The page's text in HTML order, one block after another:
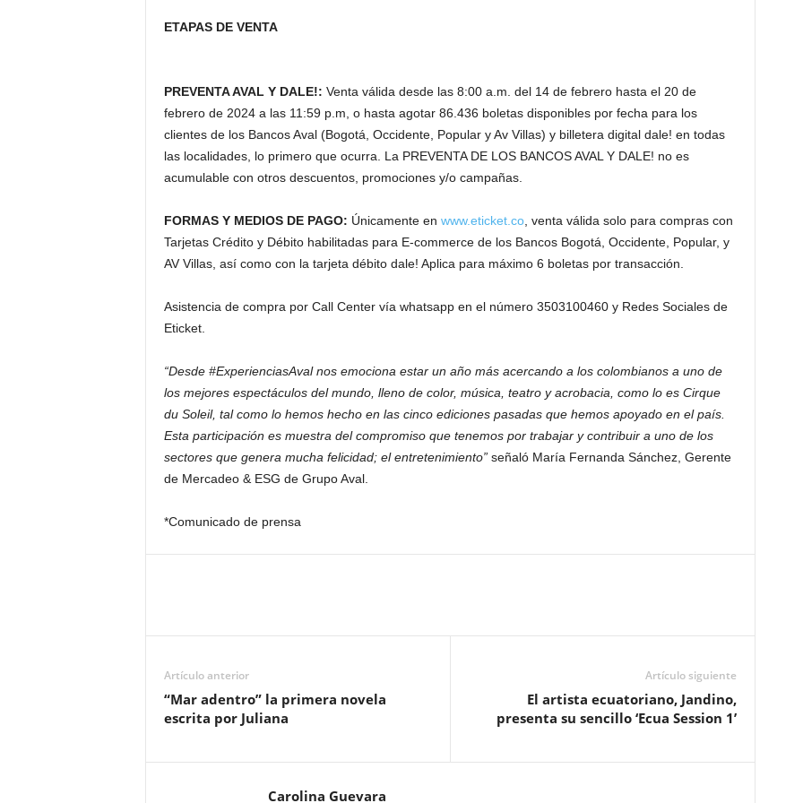
ETAPAS DE VENTA
PREVENTA AVAL Y DALE!: Venta válida desde las 8:00 a.m. del 14 de febrero hasta el 20 de
febrero de 2024 a las 11:59 p.m, o hasta agotar 86.436 boletas disponibles por fecha para los
clientes de los Bancos Aval (Bogotá, Occidente, Popular y Av Villas) y billetera digital dale! en todas
las localidades, lo primero que ocurra. La PREVENTA DE LOS BANCOS AVAL Y DALE! no es
acumulable con otros descuentos, promociones y/o campañas.
FORMAS Y MEDIOS DE PAGO: Únicamente en www.eticket.co, venta válida solo para compras con
Tarjetas Crédito y Débito habilitadas para E-commerce de los Bancos Bogotá, Occidente, Popular, y
AV Villas, así como con la tarjeta débito dale! Aplica para máximo 6 boletas por transacción.
Asistencia de compra por Call Center vía whatsapp en el número 3503100460 y Redes Sociales de
Eticket.
“Desde #ExperienciasAval nos emociona estar un año más acercando a los colombianos a uno de
los mejores espectáculos del mundo, lleno de color, música, teatro y acrobacia, como lo es Cirque
du Soleil, tal como lo hemos hecho en las cinco ediciones pasadas que hemos apoyado en el país.
Esta participación es muestra del compromiso que tenemos por trabajar y contribuir a uno de los
sectores que genera mucha felicidad; el entretenimiento” señaló María Fernanda Sánchez, Gerente
de Mercadeo & ESG de Grupo Aval.
*Comunicado de prensa
Artículo anterior
“Mar adentro” la primera novela
escrita por Juliana
Artículo siguiente
El artista ecuatoriano, Jandino,
presenta su sencillo ‘Ecua Session 1’
Carolina Guevara